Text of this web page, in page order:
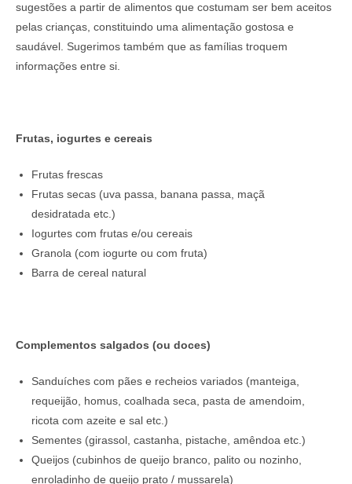
sugestões a partir de alimentos que costumam ser bem aceitos
pelas crianças, constituindo uma alimentação gostosa e
saudável. Sugerimos também que as famílias troquem
informações entre si.
Frutas, iogurtes e cereais
Frutas frescas
Frutas secas (uva passa, banana passa, maçã
desidratada etc.)
Iogurtes com frutas e/ou cereais
Granola (com iogurte ou com fruta)
Barra de cereal natural
Complementos salgados (ou doces)
Sanduíches com pães e recheios variados (manteiga,
requeijão, homus, coalhada seca, pasta de amendoim,
ricota com azeite e sal etc.)
Sementes (girassol, castanha, pistache, amêndoa etc.)
Queijos (cubinhos de queijo branco, palito ou nozinho,
enroladinho de queijo prato / mussarela)